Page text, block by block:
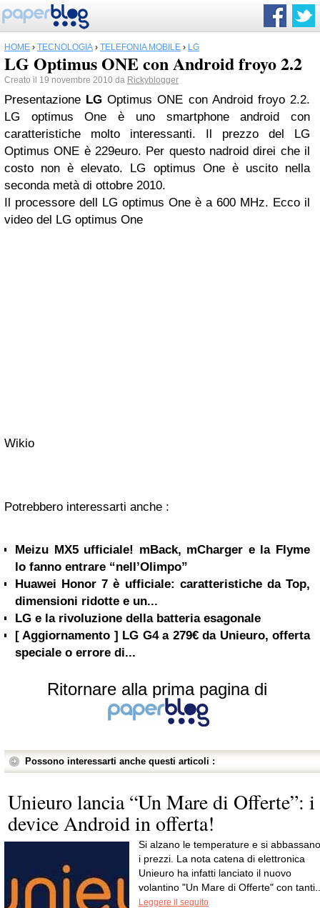
HOME › TECNOLOGIA › TELEFONIA MOBILE › LG
LG Optimus ONE con Android froyo 2.2
Creato il 19 novembre 2010 da Rickyblogger
Presentazione LG Optimus ONE con Android froyo 2.2.
LG optimus One è uno smartphone android con
caratteristiche molto interessanti. Il prezzo del LG
Optimus ONE è 229euro. Per questo nadroid direi che il
costo non è elevato. LG optimus One è uscito nella
seconda metà di ottobre 2010.
Il processore dell LG optimus One è a 600 MHz. Ecco il
video del LG optimus One
Wikio
Potrebbero interessarti anche :
Meizu MX5 ufficiale! mBack, mCharger e la Flyme
lo fanno entrare “nell’Olimpo”
Huawei Honor 7 è ufficiale: caratteristiche da Top,
dimensioni ridotte e un...
LG e la rivoluzione della batteria esagonale
[ Aggiornamento ] LG G4 a 279€ da Unieuro, offerta
speciale o errore di...
Ritornare alla prima pagina di
Possono interessarti anche questi articoli :
Unieuro lancia “Un Mare di Offerte”: i
device Android in offerta!
Si alzano le temperature e si abbassano
i prezzi. La nota catena di elettronica
Unieuro ha infatti lanciato il nuovo
volantino "Un Mare di Offerte" con
Leggere il seguito